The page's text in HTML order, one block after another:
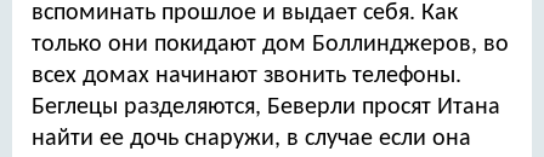
вспоминать прошлое и выдает себя. Как
только они покидают дом Боллинджеров, во
всех домах начинают звонить телефоны.
Беглецы разделяются, Беверли просят Итана
найти ее дочь снаружи, в случае если она